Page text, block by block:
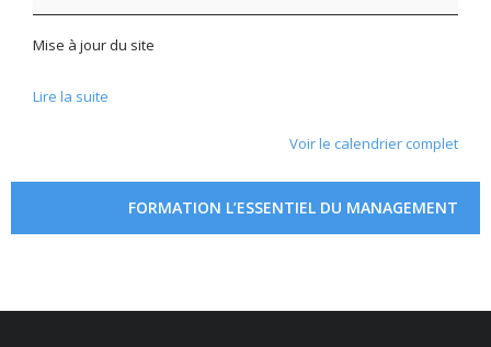
Coaching
- Qu’est-ce que le coaching ?
- Rôle et mission du coach
Notre offre
- Nos formations
Satisfaction
du
site
Mise à jour du site
Lire la suite
Voir le calendrier complet
FORMATION L’ESSENTIEL DU MANAGEMENT